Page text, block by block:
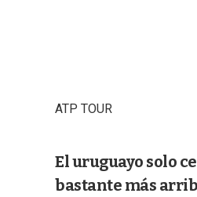
ATP TOUR
El uruguayo solo
bastante más